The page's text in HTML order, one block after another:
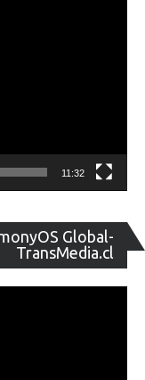
11:32
Global-
TransMedia.cl
de